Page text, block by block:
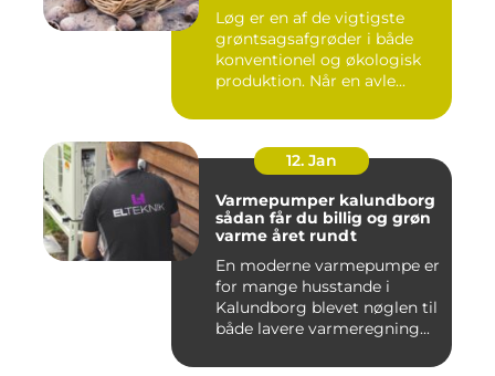
Løg er en af de vigtigste
grøntsagsafgrøder i både
konventionel og økologisk
produktion. Når en avle...
12. Jan
Varmepumper kalundborg
sådan får du billig og grøn
varme året rundt
En moderne varmepumpe er
for mange husstande i
Kalundborg blevet nøglen til
både lavere varmeregning...